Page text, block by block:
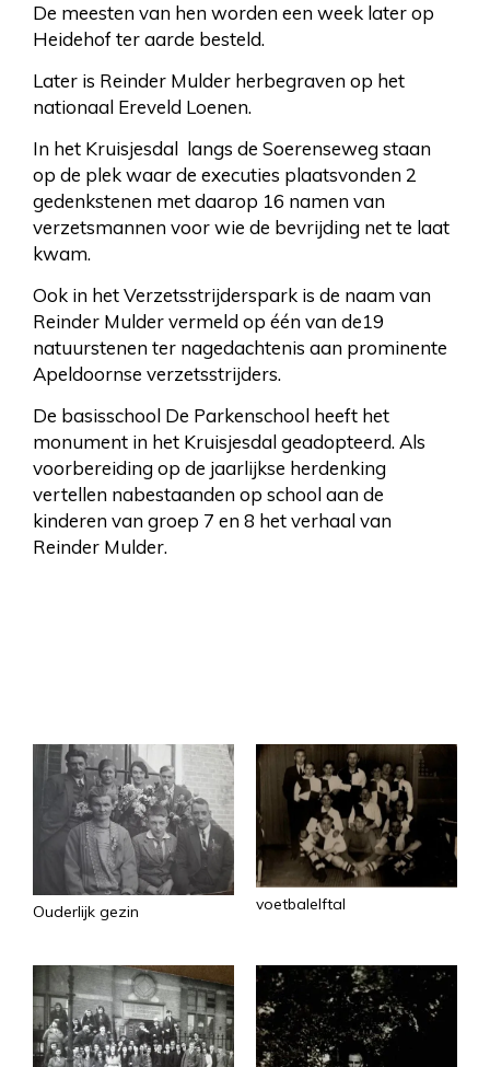
De meesten van hen worden een week later op
Heidehof ter aarde besteld.
Later is Reinder Mulder herbegraven op het
nationaal Ereveld Loenen.
In het Kruisjesdal langs de Soerenseweg staan
op de plek waar de executies plaatsvonden 2
gedenkstenen met daarop 16 namen van
verzetsmannen voor wie de bevrijding net te laat
kwam.
Ook in het Verzetsstrijderspark is de naam van
Reinder Mulder vermeld op één van de19
natuurstenen ter nagedachtenis aan prominente
Apeldoornse verzetsstrijders.
De basisschool De Parkenschool heeft het
monument in het Kruisjesdal geadopteerd. Als
voorbereiding op de jaarlijkse herdenking
vertellen nabestaanden op school aan de
kinderen van groep 7 en 8 het verhaal van
Reinder Mulder.
Ouderlijk gezin voetbalelftal